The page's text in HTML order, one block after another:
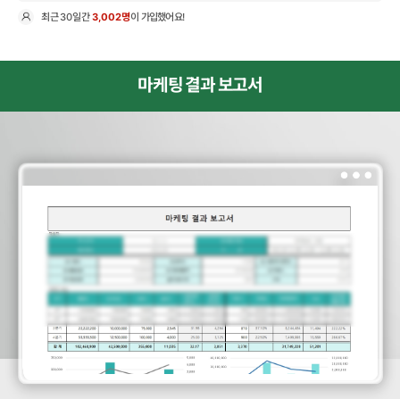
최근30일간3,002명이 가입했어요!
마케팅 결과 보고서